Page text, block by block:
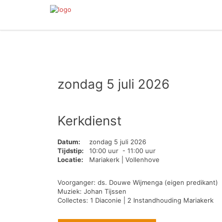
zondag 5 juli 2026
Kerkdienst
Datum:
zondag 5 juli 2026
Tijdstip:
10:00 uur - 11:00 uur
Locatie:
Mariakerk | Vollenhove
Voorganger: ds. Douwe Wijmenga (eigen predikant)
Muziek: Johan Tijssen
Collectes: 1 Diaconie | 2 Instandhouding Mariakerk